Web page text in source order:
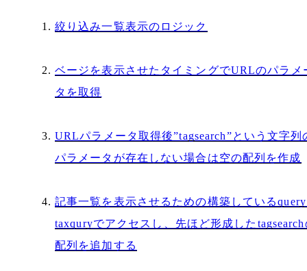
絞り込み一覧表示のロジック
ベージを表示させたタイミングでURLのパラメ
タを取得
URLパラメータ取得後”tagsearch”という文字列
パラメータが存在しない場合は空の配列を作成
記事一覧を表示させるための構築している
taxquryでアクセスし、先ほど形成したtagsearch
配列を追加する